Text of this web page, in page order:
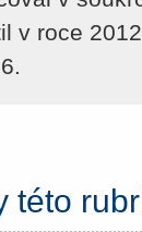
v roce
této